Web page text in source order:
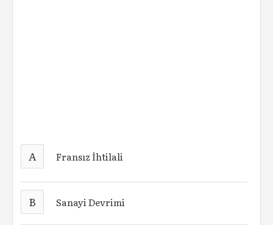
A Fransız İhtilali
B Sanayi Devrimi